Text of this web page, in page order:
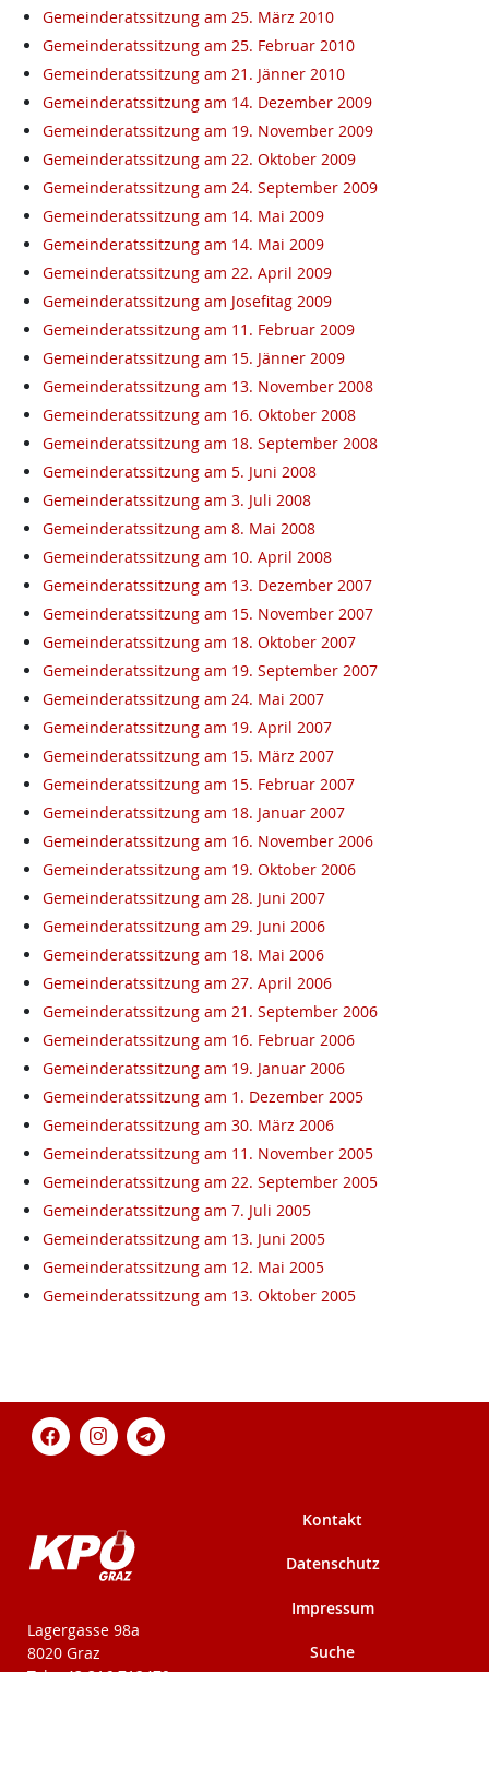
Gemeinderatssitzung am 25. März 2010
Gemeinderatssitzung am 25. Februar 2010
Gemeinderatssitzung am 21. Jänner 2010
Gemeinderatssitzung am 14. Dezember 2009
Gemeinderatssitzung am 19. November 2009
Gemeinderatssitzung am 22. Oktober 2009
Gemeinderatssitzung am 24. September 2009
Gemeinderatssitzung am 14. Mai 2009
Gemeinderatssitzung am 14. Mai 2009
Gemeinderatssitzung am 22. April 2009
Gemeinderatssitzung am Josefitag 2009
Gemeinderatssitzung am 11. Februar 2009
Gemeinderatssitzung am 15. Jänner 2009
Gemeinderatssitzung am 13. November 2008
Gemeinderatssitzung am 16. Oktober 2008
Gemeinderatssitzung am 18. September 2008
Gemeinderatssitzung am 5. Juni 2008
Gemeinderatssitzung am 3. Juli 2008
Gemeinderatssitzung am 8. Mai 2008
Gemeinderatssitzung am 10. April 2008
Gemeinderatssitzung am 13. Dezember 2007
Gemeinderatssitzung am 15. November 2007
Gemeinderatssitzung am 18. Oktober 2007
Gemeinderatssitzung am 19. September 2007
Gemeinderatssitzung am 24. Mai 2007
Gemeinderatssitzung am 19. April 2007
Gemeinderatssitzung am 15. März 2007
Gemeinderatssitzung am 15. Februar 2007
Gemeinderatssitzung am 18. Januar 2007
Gemeinderatssitzung am 16. November 2006
Gemeinderatssitzung am 19. Oktober 2006
Gemeinderatssitzung am 28. Juni 2007
Gemeinderatssitzung am 29. Juni 2006
Gemeinderatssitzung am 18. Mai 2006
Gemeinderatssitzung am 27. April 2006
Gemeinderatssitzung am 21. September 2006
Gemeinderatssitzung am 16. Februar 2006
Gemeinderatssitzung am 19. Januar 2006
Gemeinderatssitzung am 1. Dezember 2005
Gemeinderatssitzung am 30. März 2006
Gemeinderatssitzung am 11. November 2005
Gemeinderatssitzung am 22. September 2005
Gemeinderatssitzung am 7. Juli 2005
Gemeinderatssitzung am 13. Juni 2005
Gemeinderatssitzung am 12. Mai 2005
Gemeinderatssitzung am 13. Oktober 2005
KPÖ-Steiermark
Lagergasse 98a
8020 Graz
Tel: +43 316 712479
Kontakt
Datenschutz
Impressum
Suche